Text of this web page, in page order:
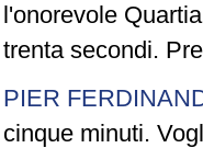
l'onorevole
trenta secondi.
PIER
cinque minuti.